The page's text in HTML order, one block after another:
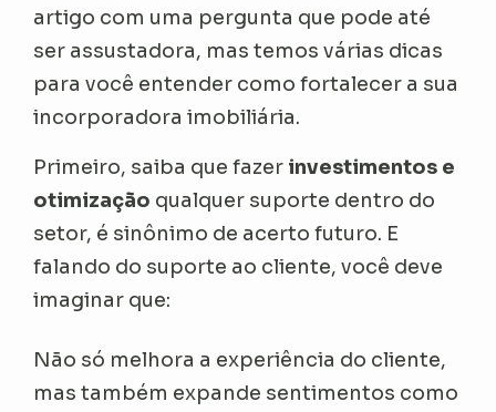
artigo com uma pergunta que pode até
ser assustadora, mas temos várias dicas
para você entender como fortalecer a sua
incorporadora imobiliária.
Primeiro, saiba que fazer investimentos e
otimização qualquer suporte dentro do
setor, é sinônimo de acerto futuro. E
falando do suporte ao cliente, você deve
imaginar que:
Não só melhora a experiência do cliente,
mas também expande sentimentos como